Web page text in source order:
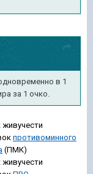
в 1
за 1 очко.
живучести
противоминного
(ПМК)
живучести